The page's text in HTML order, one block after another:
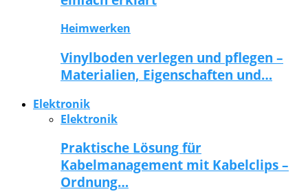
Heimwerken
Vinylboden verlegen und pflegen –
Materialien, Eigenschaften und…
Elektronik
Elektronik
Praktische Lösung für
Kabelmanagement mit Kabelclips –
Ordnung…